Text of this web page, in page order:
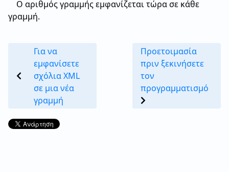
Ο αριθμός γραμμής εμφανίζεται τώρα σε κάθε
γραμμή.
Για να
εμφανίσετε
σχόλια XML
σε μια νέα
γραμμή
Προετοιμασία
πριν ξεκινήσετε
τον
προγραμματισμό